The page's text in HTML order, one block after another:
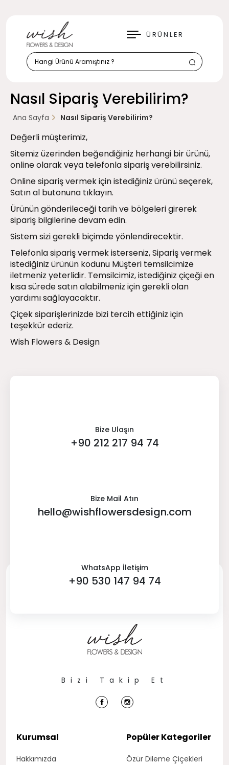
ÜRÜNLER
KAPAT
Nasıl Sipariş Verebilirim?
Ana Sayfa Nasıl Sipariş Verebilirim?
Değerli müşterimiz,
Sitemiz üzerinden beğendiğiniz herhangi bir ürünü,
online olarak veya telefonla sipariş verebilirsiniz.
Online sipariş vermek için istediğiniz ürünü seçerek,
Satın al butonuna tıklayın.
Ürünün gönderileceği tarih ve bölgeleri girerek
sipariş bilgilerine devam edin.
Sistem sizi gerekli biçimde yönlendirecektir.
Telefonla sipariş vermek isterseniz, Sipariş vermek
istediğiniz ürünün kodunu Müşteri temsilcimize
iletmeniz yeterlidir. Temsilcimiz, istediğiniz çiçeği en
kısa sürede satın alabilmeniz için gerekli olan
yardımı sağlayacaktır.
Çiçek siparişlerinizde bizi tercih ettiğiniz için
teşekkür ederiz.
Wish Flowers & Design
Bize Ulaşın
+90 212 217 94 74
Bize Mail Atın
hello@wishflowersdesign.com
WhatsApp İletişim
+90 530 147 94 74
Kurumsal
Hakkımızda
Popüler Kategoriler
Özür Dileme Çiçekleri
Bizi Takip Et